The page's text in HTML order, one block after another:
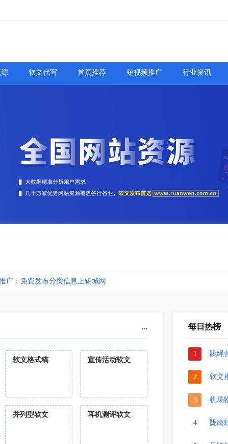
源 软文代写 首页推荐 短视频推广 行业资讯
广：免费发布分类信息上钥城网
...
软文格式稿 宣传活动软文
并列型软文 耳机测评软文
每日热榜
1 跳绳
2 软文
3 机场
4 陇南